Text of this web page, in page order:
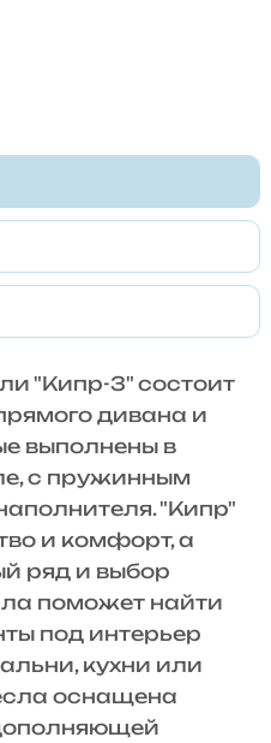
"Кипр-3" состоит
дивана и
выполнены в
с пружинным
"Кипр"
и комфорт, а
ряд и выбор
поможет найти
под интерьер
кухни или
оснащена